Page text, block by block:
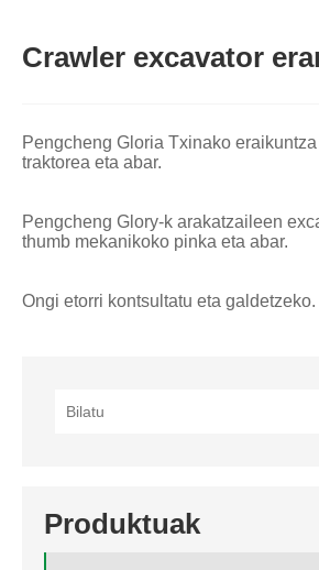
Crawler excavator
Pengcheng Gloria Txinako
traktorea eta abar.
Pengcheng Glory-k arakatzaileen
thumb mekanikoko pinka eta abar.
Ongi etorri kontsultatu eta galdetzeko.
Produktuak